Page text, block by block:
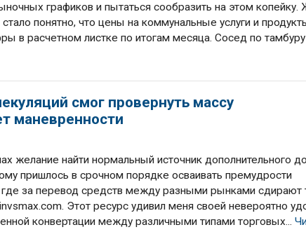
графиков и пытаться сообразить на этом копейку.
понятно, что цены на коммунальные услуги и
в расчетном листке по итогам месяца. Сосед по
смог провернуть массу
маневренности
желание найти нормальный источник дополнительного
пришлось в срочном порядке осваивать премудрости
за перевод средств между разными рынками сдирают
Этот ресурс удивил меня своей невероятно
конвертации между различными типами торговых...